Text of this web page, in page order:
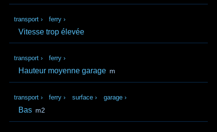
transport › ferry ›
Vitesse trop élevée
transport › ferry ›
Hauteur moyenne garage m
transport › ferry › surface › garage ›
Bas m2